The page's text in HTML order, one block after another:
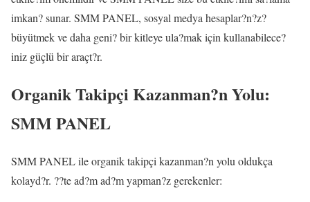
imkan? sunar. SMM PANEL, sosyal medya hesaplar?n?z?
büyütmek ve daha geni? bir kitleye ula?mak için kullanabilece?
iniz güçlü bir araçt?r.
Organik Takipçi Kazanman?n Yolu:
SMM PANEL
SMM PANEL ile organik takipçi kazanman?n yolu oldukça
kolayd?r. ??te ad?m ad?m yapman?z gerekenler: